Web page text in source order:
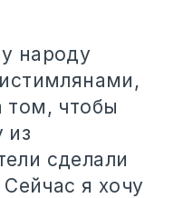
народу
том, чтобы
из
сделали
я хочу